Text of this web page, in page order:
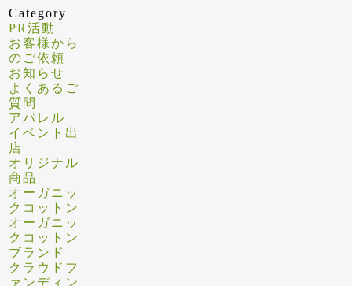
Category
PR活動
お客様から
のご依頼
お知らせ
よくあるご
質問
アパレル
イベント出
店
オリジナル
商品
オーガニッ
クコットン
オーガニッ
クコットン
ブランド
クラウドフ
ァンディン